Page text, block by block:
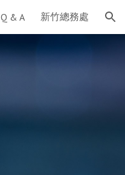
Q & A 新竹總務處